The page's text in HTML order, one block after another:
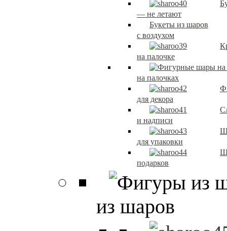
— не летают
Букеты из шаров
с воздухом
на палочке
на палочках
для декора
и надписи
для упаковки
подарков
из шаров